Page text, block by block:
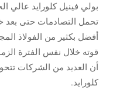
تحمل التصادمات حتى بعد
قوته خلال نفس الفترة
أن العديد من الشركات
كلورايد.